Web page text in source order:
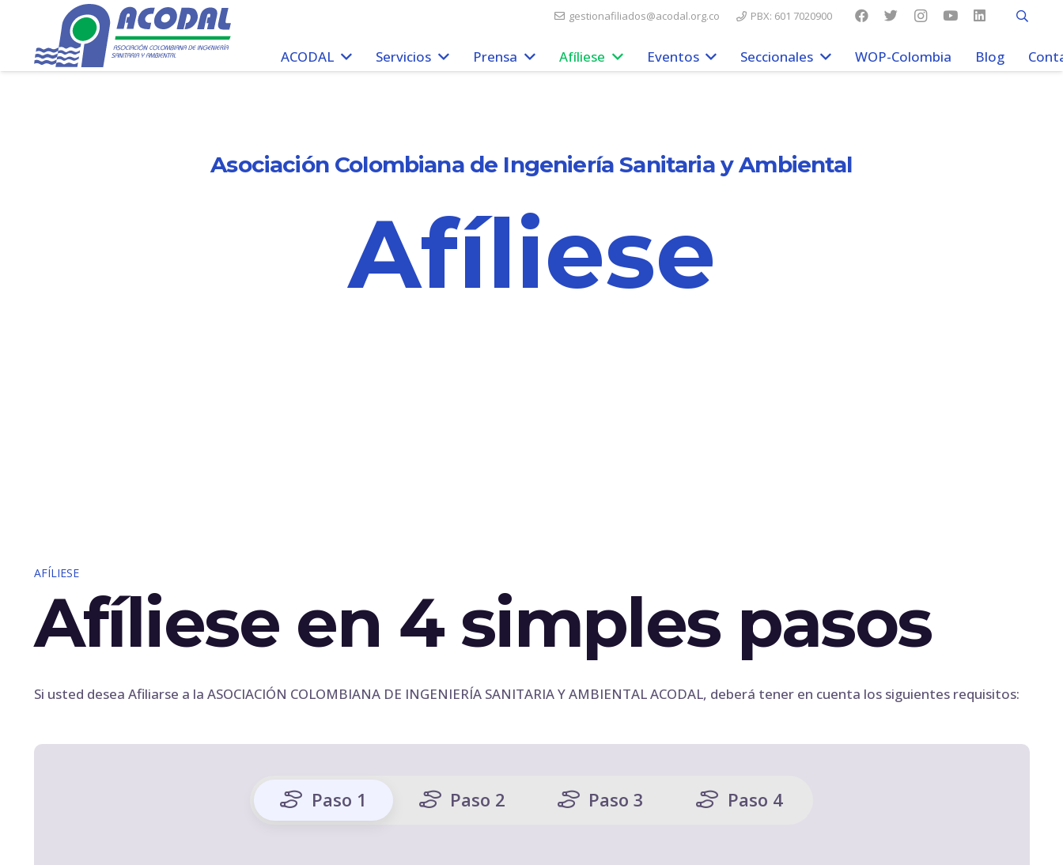
gestionafiliados@acodal.org.co PBX: 601 7020900
ACODAL Servicios Prensa Afíliese Eventos Seccionales WOP-Colombia Blog
Asociación Colombiana de Ingeniería Sanitaria y Ambiental
Afíliese
AFÍLIESE
Afíliese en 4 simples pasos
Si usted desea Afiliarse a la ASOCIACIÓN COLOMBIANA DE INGENIERÍA SANITARIA Y AMBIENTAL ACODAL, deberá tener en cuenta los siguientes requisitos:
Paso 1 Paso 2 Paso 3 Paso 4